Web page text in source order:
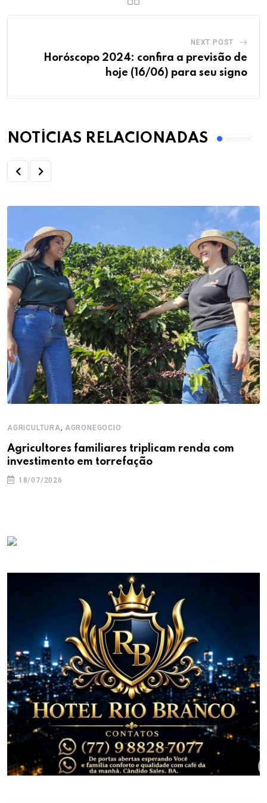
NEXT POST
Horóscopo 2024: confira a previsão de
hoje (16/06) para seu signo
NOTÍCIAS RELACIONADAS
AGRICULTURA, AGRONEGOCIO
Agricultores familiares triplicam renda com
investimento em torrefação
18/07/2026